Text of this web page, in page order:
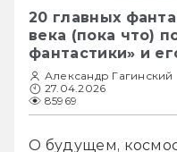
20 главных
века (пока что)
фантастики» и
Александр Гагинский
27.04.2026
85969
О будущем,